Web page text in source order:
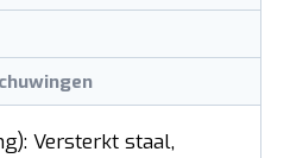
Versterkt staal,